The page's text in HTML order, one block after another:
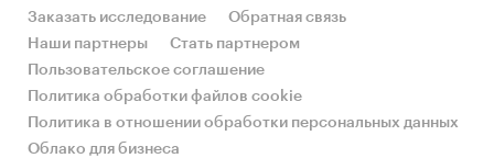
Заказать исследование
Обратная связь
Наши партнеры
Стать партнером
Пользовательское соглашение
Политика обработки файлов cookie
Политика в отношении обработки персональных данных
Облако для бизнеса